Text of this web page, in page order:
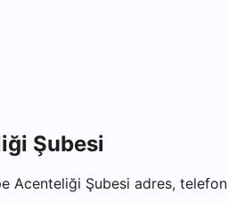
Şubesi
Acenteliği Şubesi adres,